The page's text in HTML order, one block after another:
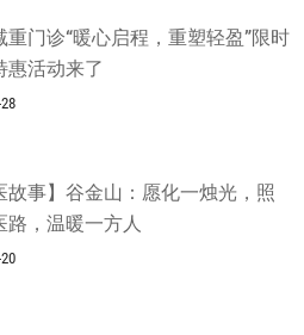
重门诊“暖心启程，重塑轻盈”限时
惠活动来了
故事】谷金山：愿化一烛光，照
路，温暖一方人